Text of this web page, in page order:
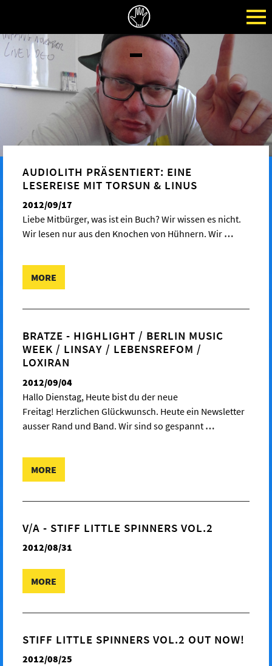
AUDIOLITH PRÄSENTIERT: EINE
LESEREISE MIT TORSUN & LINUS
2012/09/17
Liebe Mitbürger, was ist ein Buch? Wir wissen es nicht.
Wir lesen nur aus den Knochen von Hühnern. Wir …
MORE
BRATZE - HIGHLIGHT / BERLIN MUSIC
WEEK / LINSAY / LEBENSREFOM /
LOXIRAN
2012/09/04
Hallo Dienstag, Heute bist du der neue
Freitag! Herzlichen Glückwunsch. Heute ein Newsletter
ausser Rand und Band. Wir sind so gespannt …
MORE
V/A - STIFF LITTLE SPINNERS VOL.2
2012/08/31
MORE
STIFF LITTLE SPINNERS VOL.2 OUT NOW!
2012/08/25